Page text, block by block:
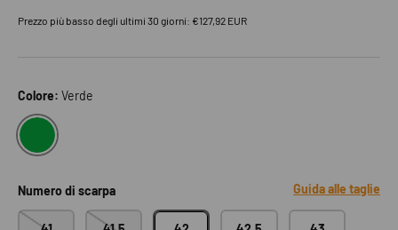
Prezzo più basso degli ultimi 30 giorni: €127,92 EUR
Colore: Verde
VERDE
Numero di scarpa Guida alle taglie